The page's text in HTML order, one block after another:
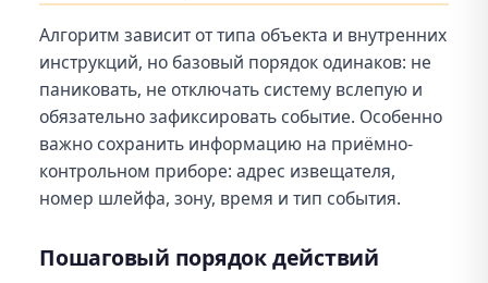
Алгоритм зависит от типа объекта и внутренних
инструкций, но базовый порядок одинаков: не
паниковать, не отключать систему вслепую и
обязательно зафиксировать событие. Особенно
важно сохранить информацию на приёмно-
контрольном приборе: адрес извещателя,
номер шлейфа, зону, время и тип события.
Пошаговый порядок действий